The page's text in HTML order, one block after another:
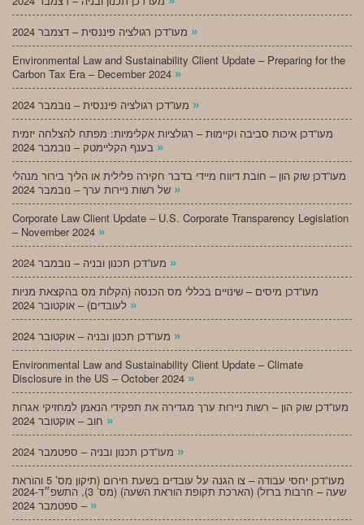
»
Environmental Law and Sustainability Client Update – Preparing for the
Carbon Tax Era – December 2024 »
»
מעו”דכן איכות סביבה וקיימות – רגולציות אקלימיות: מפתח להצלחה יזמית
»
מעו”דכן שוק הון – חובת דיווח מיידי בדבר חקירה פלילית או הליך בירור מנהלי
»
Corporate Law Client Update – U.S. Corporate Transparency Legislation
– November 2024 »
»
מעו”דכן מיסים – שינויים בכללי מס הכנסה (הקלות מס בהקצאת מניות
»
»
Environmental Law and Sustainability Client Update – Climate
Disclosure in the US – October 2024 »
מעו”דכן שוק הון – רשות ניירות ערך מגדירה את תפקידי הנאמן למחזיקי אגרות
»
»
מעו”דכן יחסי עבודה – צו הגנה על עובדים בשעת חירום (תיקון מס’ 5 והוראת
שעה – חרבות ברזל) (הארכת תקופת הוראת השעה) (מס’ 3), התשפ״ד-2024
– ספטמבר 2024 »